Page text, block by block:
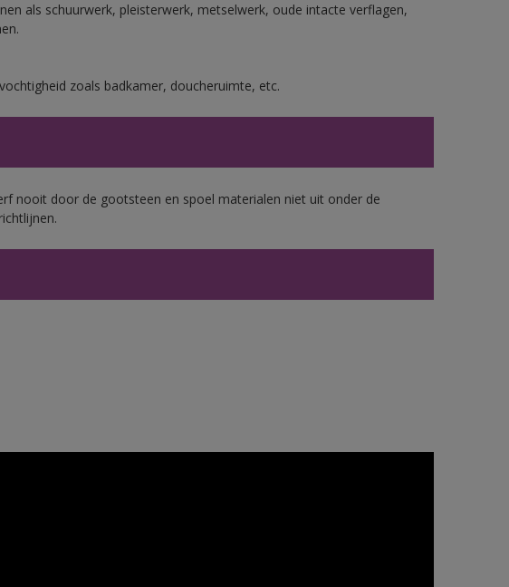
als schuurwerk, pleisterwerk, metselwerk, oude intacte verflagen,
zoals badkamer, doucheruimte, etc.
nooit door de gootsteen en spoel materialen niet uit onder de